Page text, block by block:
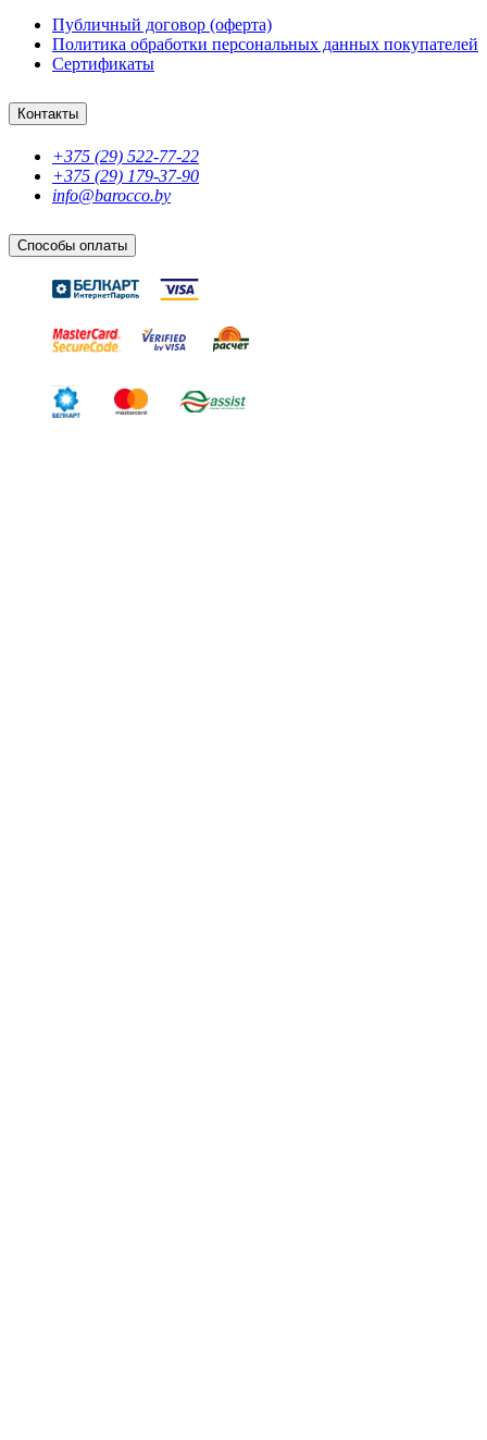
Публичный договор (оферта)
Политика обработки персональных данных покупателей
Сертификаты
Контакты
+375 (29) 522-77-22
+375 (29) 179-37-90
info@barocco.by
Способы оплаты